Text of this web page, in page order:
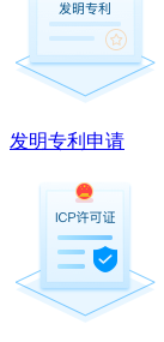
发明专利申请